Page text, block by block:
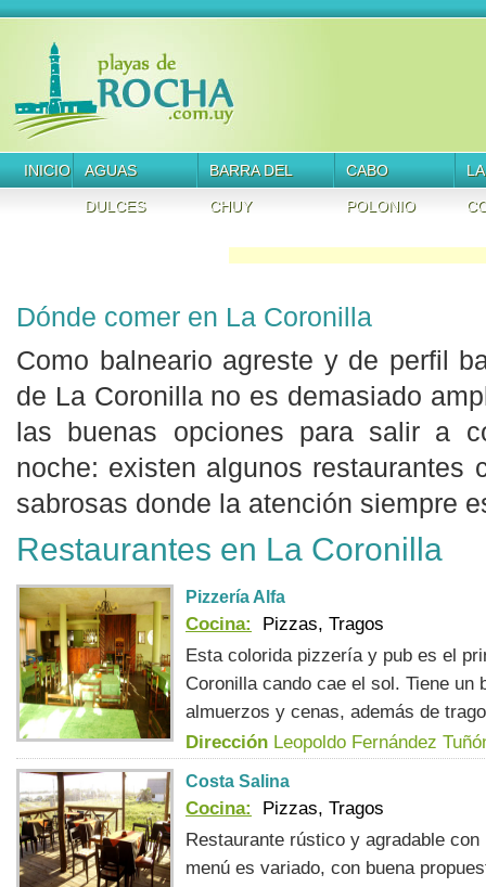
INICIO AGUAS
DULCES
BARRA DEL
CHUY
CABO
POLONIO
LA
Dónde comer en La Coronilla
Como balneario agreste y de perfil
de La Coronilla no es demasiado
las buenas opciones para salir a
noche: existen algunos restaurantes
sabrosas donde la atención siempre
Restaurantes en La Coronilla
Pizzería Alfa
Cocina:
Pizzas, Tragos
Esta colorida pizzería y pub es el
Coronilla cando cae el sol. Tiene un
almuerzos y cenas, además de
Dirección Leopoldo Fernández
Costa Salina
Cocina:
Pizzas, Tragos
Restaurante rústico y agradable
menú es variado, con buena